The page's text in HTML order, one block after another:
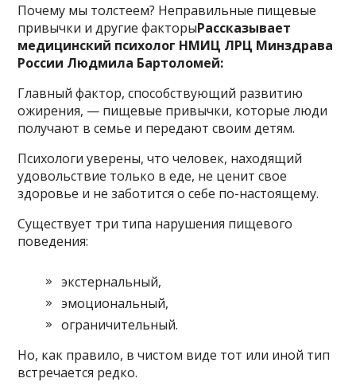
Почему мы толстеем? Неправильные пищевые
привычки и другие факторыРассказывает
медицинский психолог НМИЦ ЛРЦ Минздрава
России Людмила Бартоломей:
Главный фактор, способствующий развитию
ожирения, — пищевые привычки, которые люди
получают в семье и передают своим детям.
Психологи уверены, что человек, находящий
удовольствие только в еде, не ценит свое
здоровье и не заботится о себе по-настоящему.
Существует три типа нарушения пищевого
поведения:
экстернальный,
эмоциональный,
ограничительный.
Но, как правило, в чистом виде тот или иной тип
встречается редко.